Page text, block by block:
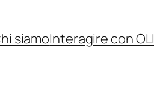
siamoInteragire con OLI